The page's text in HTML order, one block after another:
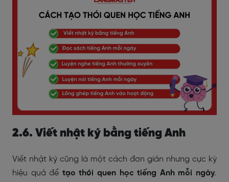
2.6. Viết nhật ký bằng tiếng Anh
Viết nhật ký cũng là một cách đơn giản nhưng cực kỳ
hiệu quả để tạo thói quen học tiếng Anh mỗi ngày.